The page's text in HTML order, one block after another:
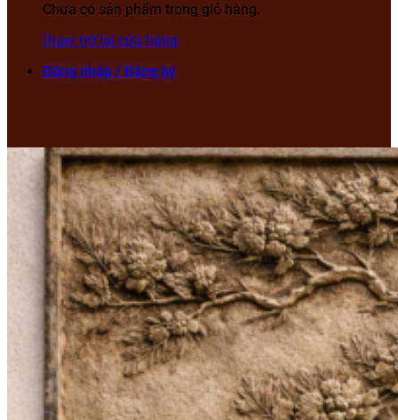
Chưa có sản phẩm trong giỏ hàng.
Quay trở lại cửa hàng
Đăng nhập / Đăng ký